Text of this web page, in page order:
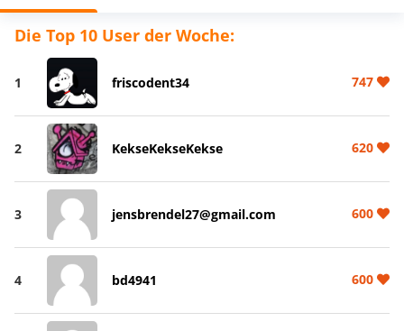
Die Top 10 User der Woche:
1 friscodent34 747
2 KekseKekseKekse 620
3 jensbrendel27@gmail.com 600
4 bd4941 600